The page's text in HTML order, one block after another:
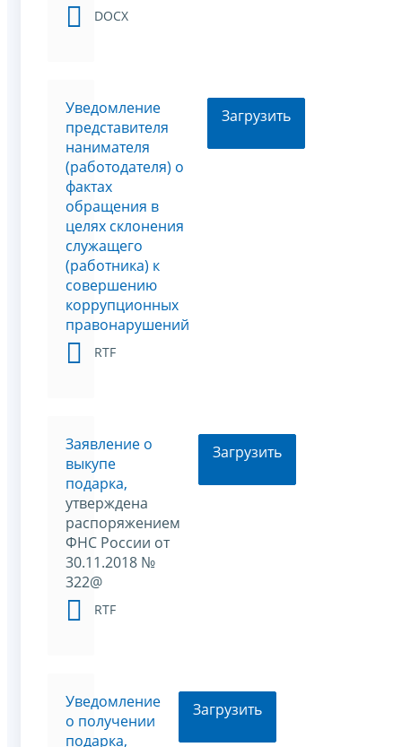
DOCX
Уведомление
представителя
нанимателя
(работодателя) о
фактах
обращения в
целях склонения
служащего
(работника) к
совершению
коррупционных
правонарушений
RTF
Загрузить
Заявление о
выкупе
подарка,
утверждена
распоряжением
ФНС России от
30.11.2018 №
322@
RTF
Загрузить
Уведомление
о получении
подарка,
Загрузить